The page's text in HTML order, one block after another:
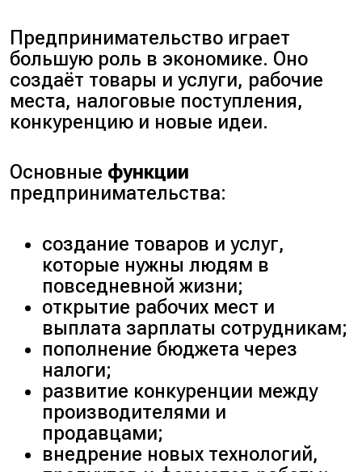
Предпринимательство играет
большую роль в экономике. Оно
создаёт товары и услуги, рабочие
места, налоговые поступления,
конкуренцию и новые идеи.
Основные функции
предпринимательства:
создание товаров и услуг,
которые нужны людям в
повседневной жизни;
открытие рабочих мест и
выплата зарплаты сотрудникам;
пополнение бюджета через
налоги;
развитие конкуренции между
производителями и
продавцами;
внедрение новых технологий,